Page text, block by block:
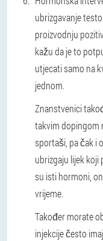
ubrizgavanje
proizvodnju
kažu da je to
utjecati samo na
jednom.
Znanstvenici
takvim dopingom
sportaši, pa čak i
ubrizgaju lijek koji
su isti hormoni,
vrijeme.
Također morate
injekcije često